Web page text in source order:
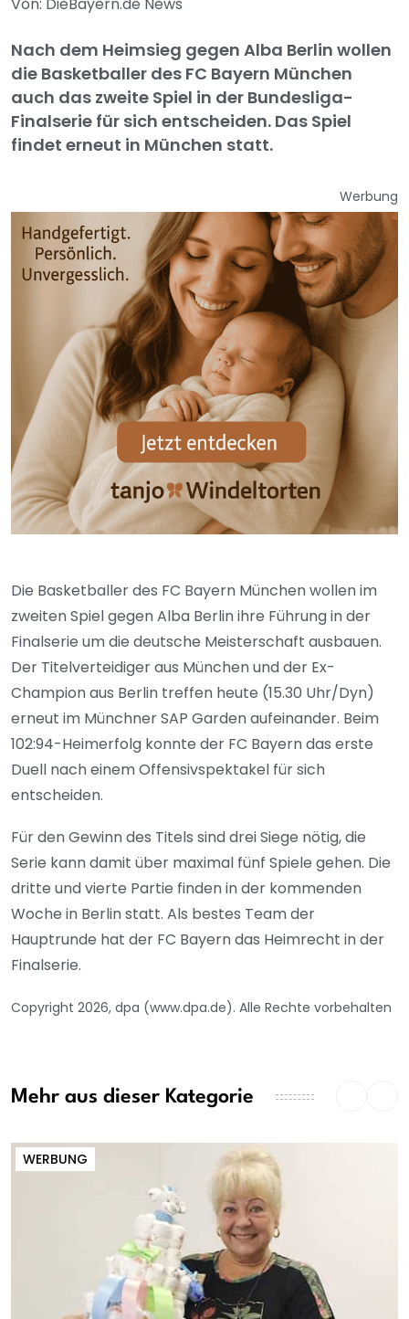
Nach dem Heimsieg gegen Alba Berlin wollen
die Basketballer des FC Bayern München
auch das zweite Spiel in der Bundesliga-
Finalserie für sich entscheiden. Das Spiel
findet erneut in München statt.
Werbung
Die Basketballer des FC Bayern München wollen im
zweiten Spiel gegen Alba Berlin ihre Führung in der
Finalserie um die deutsche Meisterschaft ausbauen.
Der Titelverteidiger aus München und der Ex-
Champion aus Berlin treffen heute (15.30 Uhr/Dyn)
erneut im Münchner SAP Garden aufeinander. Beim
102:94-Heimerfolg konnte der FC Bayern das erste
Duell nach einem Offensivspektakel für sich
entscheiden.
Für den Gewinn des Titels sind drei Siege nötig, die
Serie kann damit über maximal fünf Spiele gehen. Die
dritte und vierte Partie finden in der kommenden
Woche in Berlin statt. Als bestes Team der
Hauptrunde hat der FC Bayern das Heimrecht in der
Finalserie.
Copyright 2026, dpa (www.dpa.de). Alle Rechte vorbehalten
Mehr aus dieser Kategorie
WERBUNG